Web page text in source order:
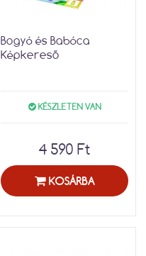
Bogyó és Babóca
Képkereső
KÉSZLETEN VAN
4 590 Ft
KOSÁRBA